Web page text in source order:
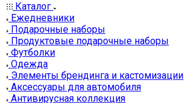
Каталог
Ежедневники
Подарочные наборы
Продуктовые подарочные наборы
Футболки
Одежда
Элементы брендинга и кастомизации
Аксессуары для автомобиля
Антивирусная коллекция